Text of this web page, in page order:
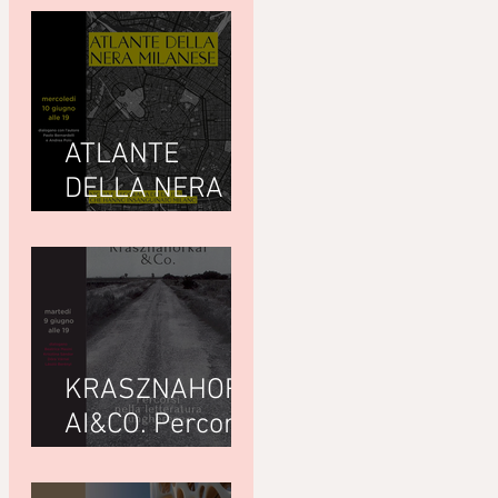
ATLANTE
DELLA NERA
Giuseppe
Paternò
Raddusa (Utet)
KRASZNAHORK
AI&CO. Percorsi